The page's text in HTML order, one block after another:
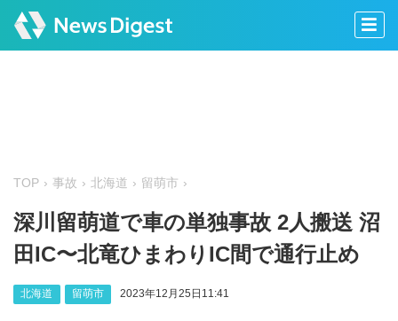
TOP 事故 北海道 留萌市
深川留萌道で車の単独事故 2人搬送 沼
田IC〜北竜ひまわりIC間で通行止め
北海道 留萌市 2023年12月25日11:41